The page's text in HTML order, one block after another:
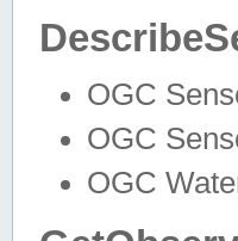
OGC
OGC
OGC